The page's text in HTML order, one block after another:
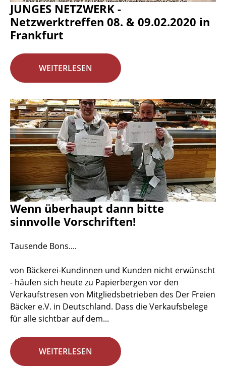
JUNGES NETZWERK -
Netzwerktreffen 08. & 09.02.2020 in
Frankfurt
WEITERLESEN
Wenn überhaupt dann bitte
sinnvolle Vorschriften!
Tausende Bons....
von Bäckerei-Kundinnen und Kunden nicht erwünscht
- häufen sich heute zu Papierbergen vor den
Verkaufstresen von Mitgliedsbetrieben des Der Freien
Bäcker e.V. in Deutschland. Dass die Verkaufsbelege
für alle sichtbar auf dem...
WEITERLESEN